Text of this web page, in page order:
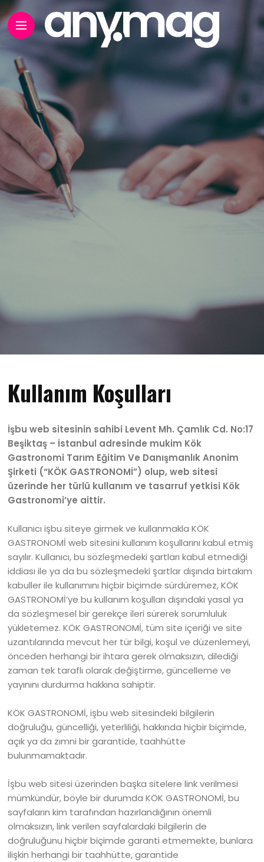
Kullanım Koşulları
İşbu web sitesinin sahibi Levent Mh. Çamlık Cd. No:17
Beşiktaş – İstanbul adresinde mukim Kök
Gastronomi Tarım Eğitim Ve Danışmanlık Anonim
Şirketi (“KÖK GASTRONOMİ”) olup, web sitesi
üzerinde her türlü kullanım ve tasarruf yetkisi Kök
Gastronomi’ye aittir.
Kullanıcı işbu siteye girmek ve kullanmakla KÖK
GASTRONOMİ web sitesini kullanım koşullarını kabul etmiş
sayılır. Kullanıcı, bu sözleşmedeki şartları kabul etmediği
iddiası ile ya da bu sözleşmedeki şartlar dışında birtakım
kabuller ile kullanımını hiçbir biçimde sürdüremez, KÖK
GASTRONOMİ’ye bu kullanım koşulları dışındaki yasal ya
da sözleşmesel bir gerekçe ileri sürerek sorumluluk
yükletemez. KÖK GASTRONOMİ, tüm site içeriği ve site
uzantılarında mevcut her tür bilgi, koşul ve düzenlemeyi,
önceden herhangi bir ihtara gerek olmaksızın, dilediği
zaman tek taraflı olarak değiştirme, güncelleme ve
yayınını durdurma hakkına sahiptir.
KÖK GASTRONOMİ, işbu web sitesindeki bilgilerin
doğruluğu, güncelliği, yeterliliği, hakkında hiçbir biçimde,
açık ya da zımni bir garantide, taahhütte
bulunmamaktadır.
İşbu web sitesi üzerinden başka sitelere link verilmesi
mümkündür, böyle bir durumda KÖK GASTRONOMİ, bu
sayfaların kim tarafından hazırlandığının önemli
olmaksızın, link verilen sayfalardaki bilgilerin de
doğruluğunu hiçbir biçimde garanti etmemekte, bunlara
ilişkin herhangi bir taahhütte, garantide